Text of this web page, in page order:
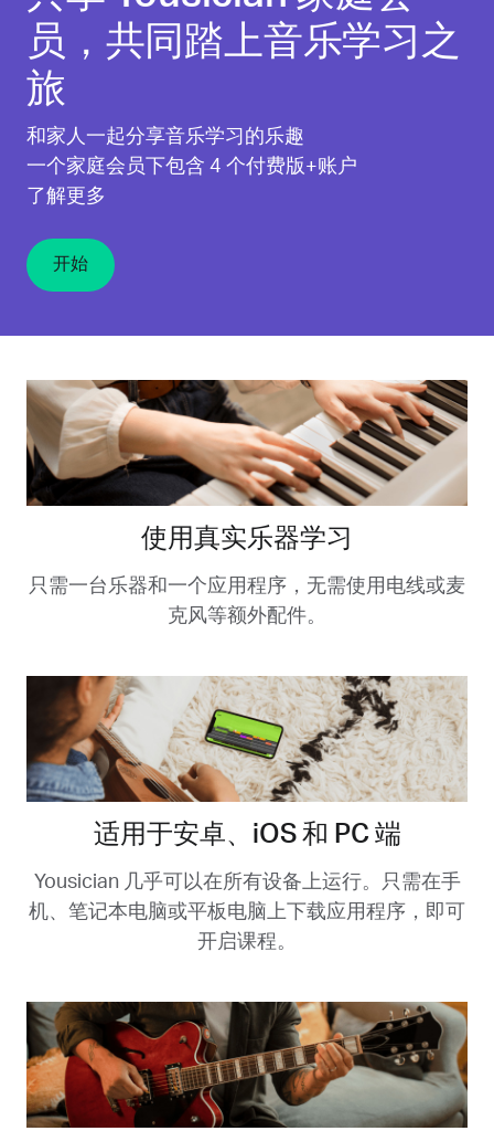
员，共同踏上音乐学习之
旅
和家人一起分享音乐学习的乐趣
一个家庭会员下包含 4 个付费版+账户
了解更多
开始
使用真实乐器学习
只需一台乐器和一个应用程序，无需使用电线或麦
克风等额外配件。
适用于安卓、iOS 和 PC 端
Yousician 几乎可以在所有设备上运行。只需在手
机、笔记本电脑或平板电脑上下载应用程序，即可
开启课程。